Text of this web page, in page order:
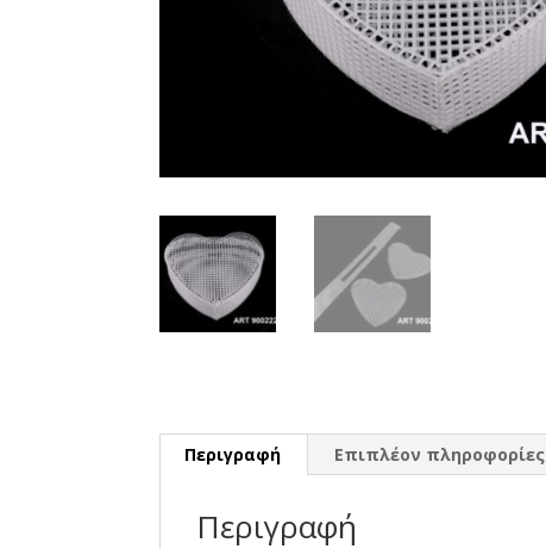
Περιγραφή Επιπλέον πληροφορίες
Περιγραφή